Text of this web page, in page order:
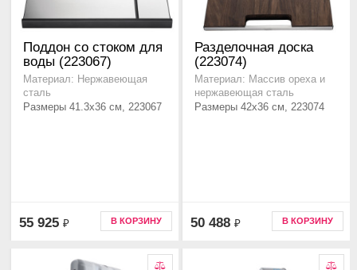
Поддон со стоком для
воды (223067)
Материал: Нержавеющая
сталь
Размеры 41.3x36 см, 223067
55 925 ₽ В КОРЗИНУ
Разделочная доска
(223074)
Материал: Массив ореха и
нержавеющая сталь
Размеры 42x36 см, 223074
50 488 ₽ В КОРЗИНУ